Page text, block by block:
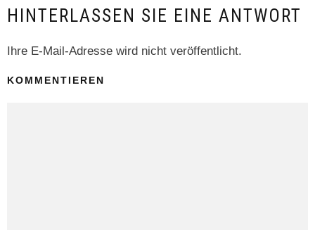
HINTERLASSEN SIE EINE ANTWORT
Ihre E-Mail-Adresse wird nicht veröffentlicht.
KOMMENTIEREN